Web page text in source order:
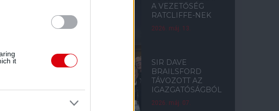
it
A VEZETŐSÉG
RATCLIFFE-NEK
2026. máj. 13.
SIR DAVE
BRAILSFORD
TÁVOZOTT AZ
IGAZGATÓSÁGBÓL
2026. máj. 07.